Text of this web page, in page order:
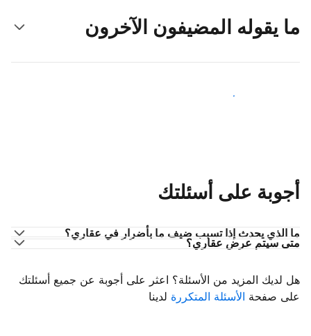
ما يقوله المضيفون الآخرون
انضم إلى مضيفين آخرين
أجوبة على أسئلتك
ما الذي يحدث إذا تسبب ضيف ما بأضرار في عقاري؟
متى سيتم عرض عقاري؟
هل لديك المزيد من الأسئلة؟ اعثر على أجوبة عن جميع أسئلتك
على صفحة الأسئلة المتكررة لدينا